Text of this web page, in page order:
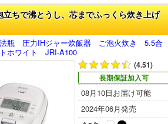
立ちで沸とうし、芯までふっくら炊き上げ
法瓶 圧力IHジャー炊飯器 ご泡火炊き 5.5合
ホワイト JRI-A100
(4.51)
長期保証加入可
08月10日お届け可能
2024年06月発売